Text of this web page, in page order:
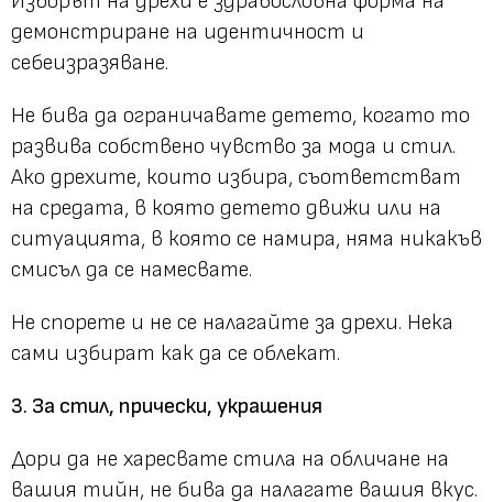
демонстриране на идентичност и
себеизразяване.
Не бива да ограничавате детето, когато то
развива собствено чувство за мода и стил.
Ако дрехите, които избира, съответстват
на средата, в която детето движи или на
ситуацията, в която се намира, няма никакъв
смисъл да се намесвате.
Не спорете и не се налагайте за дрехи. Нека
сами избират как да се облекат.
3. За стил, прически, украшения
Дори да не харесвате стила на обличане на
вашия тийн, не бива да налагате вашия вкус.